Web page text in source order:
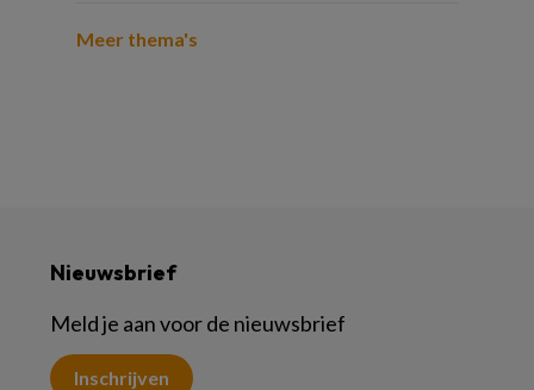
Meer thema's
Nieuwsbrief
Meld je aan voor de nieuwsbrief
Inschrijven